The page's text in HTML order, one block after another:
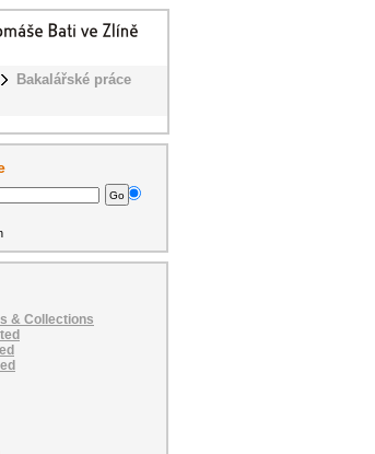
Bakalářské práce
& Collections